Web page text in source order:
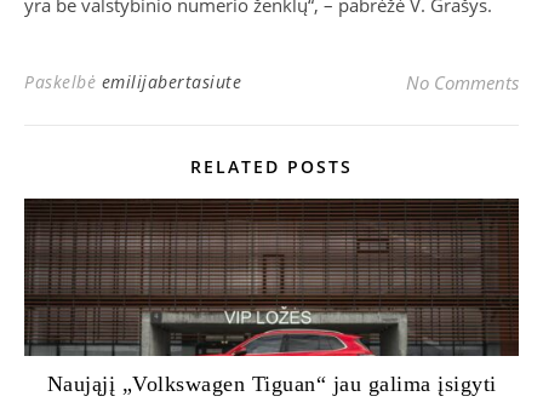
Paskelbė emilijabertasiute No Comments
RELATED POSTS
Naująjį „Volkswagen Tiguan“ jau galima įsigyti